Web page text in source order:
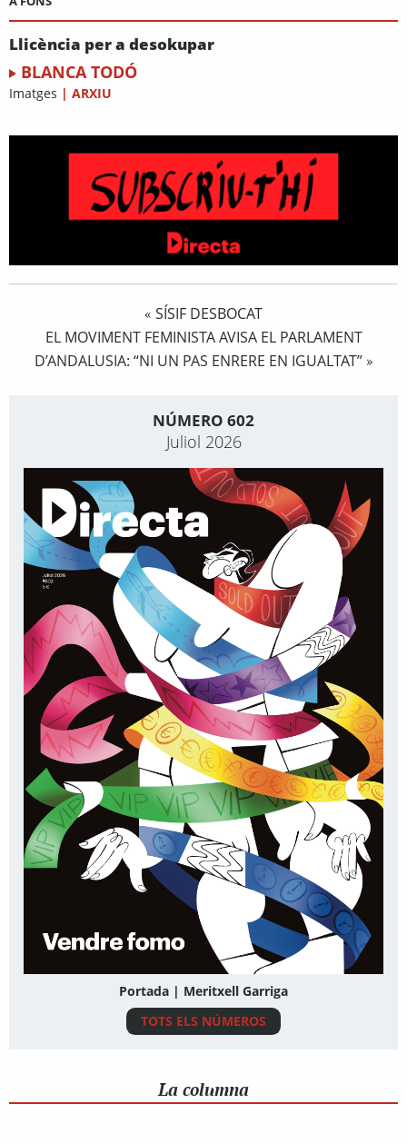
Llicència per a desokupar
BLANCA TODÓ
Imatges | ARXIU
« SÍSIF DESBOCAT
EL MOVIMENT FEMINISTA AVISA EL PARLAMENT
D’ANDALUSIA: “NI UN PAS ENRERE EN IGUALTAT”»
NÚMERO 602
Juliol 2026
Portada | Meritxell Garriga
TOTS ELS NÚMEROS
La columna